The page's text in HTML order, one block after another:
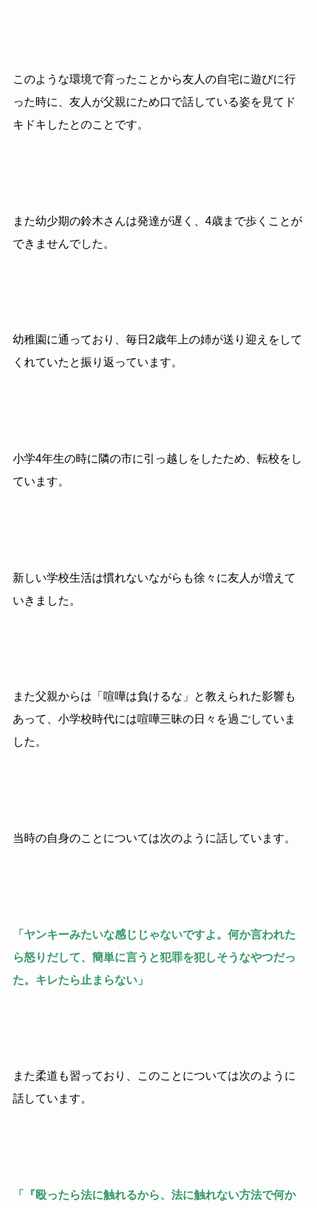
このような環境で育ったことから友人の自宅に遊びに行
った時に、友人が父親にため口で話している姿を見てド
キドキしたとのことです。
また幼少期の鈴木さんは発達が遅く、4歳まで歩くことが
できませんでした。
幼稚園に通っており、毎日2歳年上の姉が送り迎えをして
くれていたと振り返っています。
小学4年生の時に隣の市に引っ越しをしたため、転校をし
ています。
新しい学校生活は慣れないながらも徐々に友人が増えて
いきました。
また父親からは「喧嘩は負けるな」と教えられた影響も
あって、小学校時代には喧嘩三昧の日々を過ごしていま
した。
当時の自身のことについては次のように話しています。
「ヤンキーみたいな感じじゃないですよ。何か言われた
ら怒りだして、簡単に言うと犯罪を犯しそうなやつだっ
た。キレたら止まらない」
また柔道も習っており、このことについては次のように
話しています。
「『殴ったら法に触れるから、法に触れない方法で何か